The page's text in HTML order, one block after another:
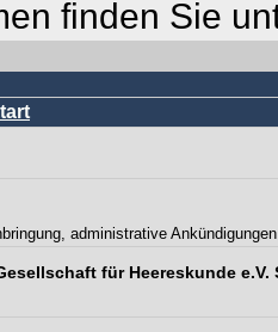
finden Sie
administrative Ankündigungen
für Heereskunde e.V.